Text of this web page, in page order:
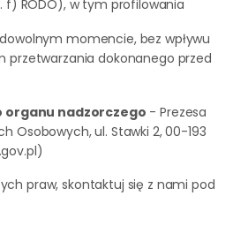
f) RODO), w tym profilowania
momencie, bez wpływu
przetwarzania dokonanego przed
organu nadzorczego - Prezesa
Osobowych, ul. Stawki 2, 00-193
praw, skontaktuj się z nami pod